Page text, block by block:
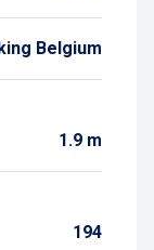
Belgium
1.9 m
194